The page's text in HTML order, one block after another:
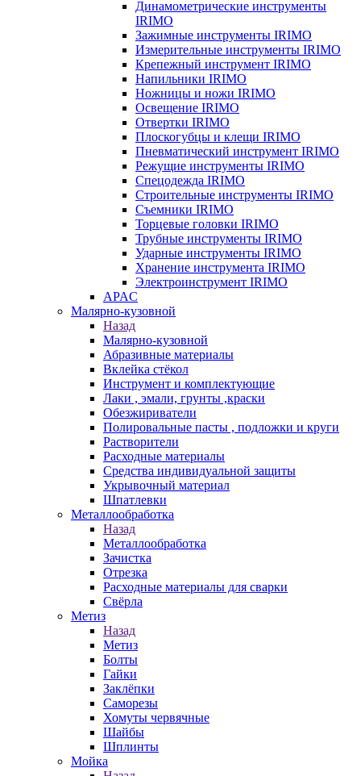
Динамометрические инструменты
IRIMO
Зажимные инструменты IRIMO
Измерительные инструменты IRIMO
Крепежный инструмент IRIMO
Напильники IRIMO
Ножницы и ножи IRIMO
Освещение IRIMO
Отвертки IRIMO
Плоскогубцы и клещи IRIMO
Пневматический инструмент IRIMO
Режущие инструменты IRIMO
Спецодежда IRIMO
Строительные инструменты IRIMO
Съемники IRIMO
Торцевые головки IRIMO
Трубные инструменты IRIMO
Ударные инструменты IRIMO
Хранение инструмента IRIMO
Электроинструмент IRIMO
APAC
Малярно-кузовной
Назад
Малярно-кузовной
Абразивные материалы
Вклейка стёкол
Инструмент и комплектующие
Лаки , эмали, грунты ,краски
Обезжириватели
Полировальные пасты , подложки и круги
Растворители
Расходные материалы
Средства индивидуальной защиты
Укрывочный материал
Шпатлевки
Металлообработка
Назад
Металлообработка
Зачистка
Отрезка
Расходные материалы для сварки
Свёрла
Метиз
Назад
Метиз
Болты
Гайки
Заклёпки
Саморезы
Хомуты червячные
Шайбы
Шплинты
Мойка